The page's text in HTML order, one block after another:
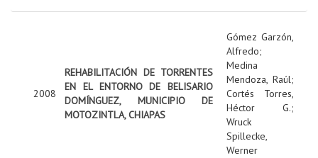
2008
REHABILITACIÓN DE TORRENTES
EN EL ENTORNO DE BELISARIO
DOMÍNGUEZ, MUNICIPIO DE
MOTOZINTLA, CHIAPAS
Gómez Garzón,
Alfredo;
Medina
Mendoza, Raúl;
Cortés Torres,
Héctor G.;
Wruck
Spillecke,
Werner